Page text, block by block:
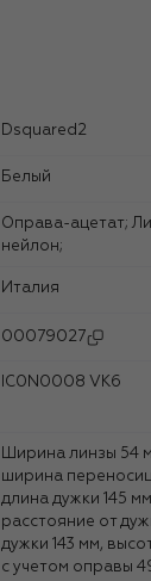
Dsquared2
Белый
Оправа-ацетат; Линзы-
нейлон;
Италия
00079027
IC0N0008 VK6
Ширина линзы 54 мм,
ширина
длина дужки 145
расстояние от
дужки 143 мм,
с учетом оправы